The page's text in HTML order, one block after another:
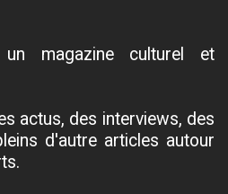
un magazine culturel et
actus, des interviews, des
d'autre articles autour